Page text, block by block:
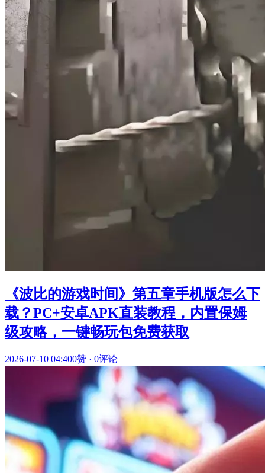
《波比的游戏时间》第五章手机版怎么下
载？PC+安卓APK直装教程，内置保姆
级攻略，一键畅玩包免费获取
2026-07-10 04:400赞 · 0评论